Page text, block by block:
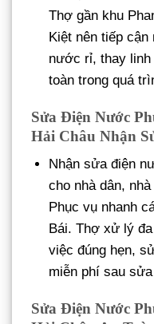
Thợ gần khu
Kiệt nên tiếp cận
nước rỉ, thay linh
toàn trong quá
Sửa Điện Nước
Hải Châu Nhận
Nhận sửa điện
cho nhà dân,
Phục vụ nhanh
Bái. Thợ xử lý
việc đúng hẹn,
miễn phí sau
Sửa Điện Nước